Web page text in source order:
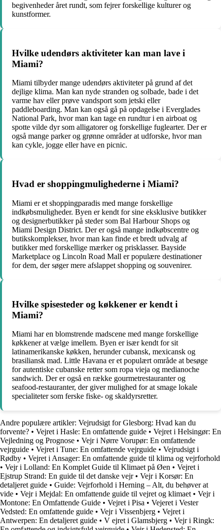
begivenheder året rundt, som fejrer forskellige kulturer og
kunstformer.
Hvilke udendørs aktiviteter kan man lave i
Miami?
Miami tilbyder mange udendørs aktiviteter på grund af det
dejlige klima. Man kan nyde stranden og solbade, bade i det
varme hav eller prøve vandsport som jetski eller
paddleboarding. Man kan også gå på opdagelse i Everglades
National Park, hvor man kan tage en rundtur i en airboat og
spotte vilde dyr som alligatorer og forskellige fuglearter. Der er
også mange parker og grønne områder at udforske, hvor man
kan cykle, jogge eller have en picnic.
Hvad er shoppingmulighederne i Miami?
Miami er et shoppingparadis med mange forskellige
indkøbsmuligheder. Byen er kendt for sine eksklusive butikker
og designerbutikker på steder som Bal Harbour Shops og
Miami Design District. Der er også mange indkøbscentre og
butikskomplekser, hvor man kan finde et bredt udvalg af
butikker med forskellige mærker og prisklasser. Bayside
Marketplace og Lincoln Road Mall er populære destinationer
for dem, der søger mere afslappet shopping og souvenirer.
Hvilke spisesteder og køkkener er kendt i
Miami?
Miami har en blomstrende madscene med mange forskellige
køkkener at vælge imellem. Byen er især kendt for sit
latinamerikanske køkken, herunder cubansk, mexicansk og
brasiliansk mad. Little Havana er et populært område at besøge
for autentiske cubanske retter som ropa vieja og medianoche
sandwich. Der er også en række gourmetrestauranter og
seafood-restauranter, der giver mulighed for at smage lokale
specialiteter som ferske fiske- og skaldyrsretter.
Andre populære artikler: Vejrudsigt for Glesborg: Hvad kan du
forvente? • Vejret i Hasle: En omfattende guide • Vejret i Helsingør: En
Vejledning og Prognose • Vejr i Nørre Vorupør: En omfattende
vejrguide • Vejret i Tune: En omfattende vejrguide • Vejrudsigt i
Rødby • Vejret i Ansager: En omfattende guide til klima og vejrforhold
• Vejr i Lolland: En Komplet Guide til Klimaet på Øen • Vejret i
Ejstrup Strand: En guide til det danske vejr• Vejr i Korsør: En
detaljeret guide • Guide: Vejrforhold i Herning – Alt, du behøver at
vide • Vejr i Mejdal: En omfattende guide til vejret og klimaet • Vejr i
Montone: En Omfattende Guide • Vejret i Pisa • Vejeret i Vester
Vedsted: En omfattende guide • Vejr i Vissenbjerg • Vejret i
Antwerpen: En detaljeret guide • V ejret i Glamsbjerg • Vejr i Ringk: